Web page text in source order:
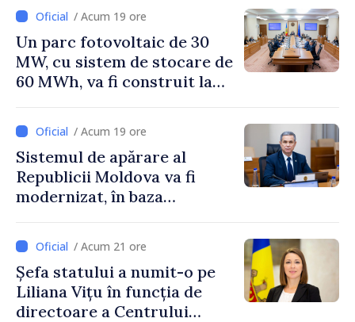
/ Acum 19 ore
Un parc fotovoltaic de 30
MW, cu sistem de stocare de
60 MWh, va fi construit la
/ Acum 19 ore
Sistemul de apărare al
Republicii Moldova va fi
modernizat, în baza
implementare a Strategiei
Naționale de Apărare
/ Acum 21 ore
Șefa statului a numit-o pe
Liliana Vițu în funcția de
directoare a Centrului